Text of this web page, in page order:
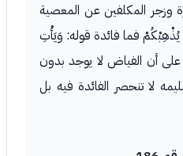
وزجر المكلفين عن المعصية
فما فائدة قوله: وَيَأْتِ
أن الفياض لا يوجد بدون
لا تنحصر الفائدة فيه بل